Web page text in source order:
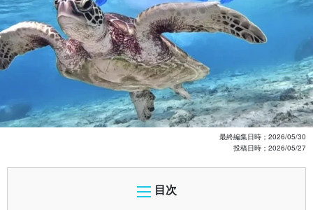
最終編集日時； 2026/05/30
投稿日時； 2026/05/27
目次